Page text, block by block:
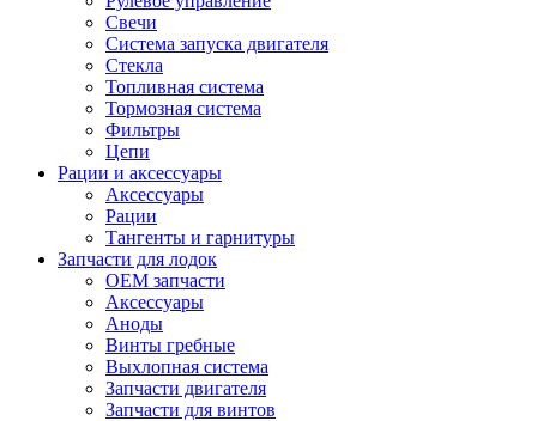
Свечи
Система запуска двигателя
Стекла
Топливная система
Тормозная система
Фильтры
Цепи
Рации и аксессуары
Аксессуары
Рации
Тангенты и гарнитуры
Запчасти для лодок
OEM запчасти
Аксессуары
Аноды
Винты гребные
Выхлопная система
Запчасти двигателя
Запчасти для винтов